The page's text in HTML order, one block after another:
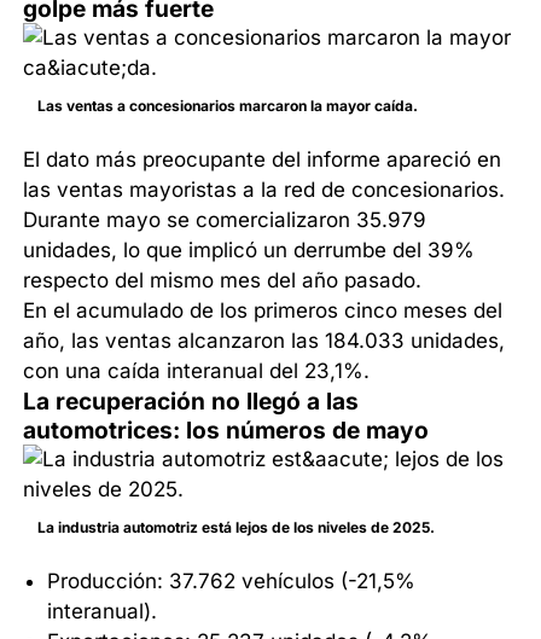
golpe más fuerte
Las ventas a concesionarios marcaron la mayor caída.
El dato más preocupante del informe apareció en
las ventas mayoristas a la red de concesionarios.
Durante mayo se comercializaron 35.979
unidades, lo que implicó un derrumbe del 39%
respecto del mismo mes del año pasado.
En el acumulado de los primeros cinco meses del
año, las ventas alcanzaron las 184.033 unidades,
con una caída interanual del 23,1%.
La recuperación no llegó a las
automotrices: los números de mayo
La industria automotriz está lejos de los niveles de 2025.
Producción: 37.762 vehículos (-21,5%
interanual).